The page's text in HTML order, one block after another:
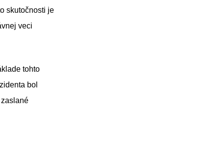
skutočnosti je
veci
tohto
bol